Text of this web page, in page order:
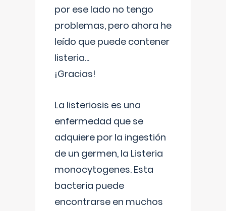
por ese lado no tengo
problemas, pero ahora he
leído que puede contener
listeria...
¡Gracias!
La listeriosis es una
enfermedad que se
adquiere por la ingestión
de un germen, la Listeria
monocytogenes. Esta
bacteria puede
encontrarse en muchos